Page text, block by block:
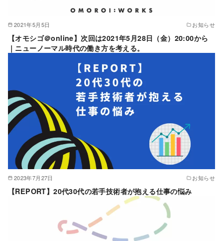
2021年5月5日 お知らせ
【オモシゴ＠online】次回は2021年5月28日（金）20:00から
｜ニューノーマル時代の働き方を考える。
2023年7月27日 お知らせ
【REPORT】20代30代の若手技術者が抱える仕事の悩み